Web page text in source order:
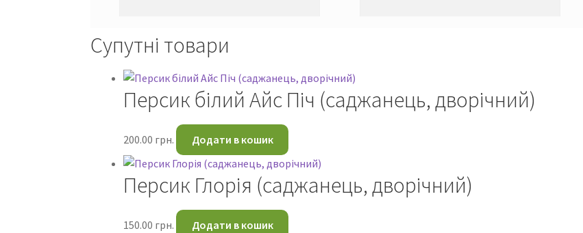
Супутні товари
Персик білий Айс Піч (саджанець, дворічний)
200.00 грн. Додати в кошик
Персик Глорія (саджанець, дворічний)
150.00 грн. Додати в кошик